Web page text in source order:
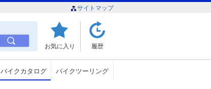
サイトマップ
お気に入り 履歴
バイクカタログ バイクツーリング